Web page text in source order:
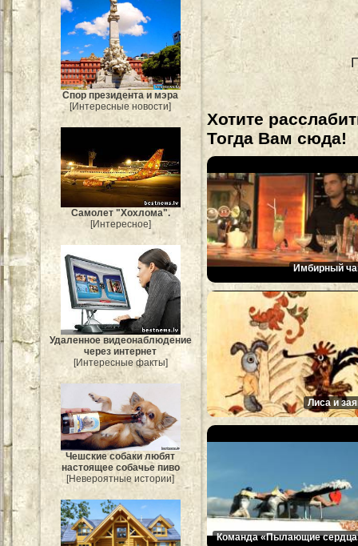
Спор президента и мэра
[Интересные новости]
Самолет "Хохлома".
[Интересное]
Удаленное видеонаблюдение
через интернет
[Интересные факты]
Чешские собаки любят
настоящее собачье пиво
[Невероятные истории]
Хотите
Тогда Вам сюда!
Имбирный
Лиса и
Команда «Пылающие